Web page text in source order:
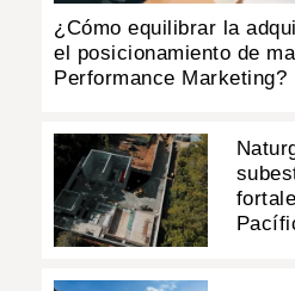
¿Cómo equilibrar la
el posicionamiento de
Performance Marketing?